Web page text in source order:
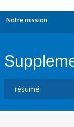
Notre mission